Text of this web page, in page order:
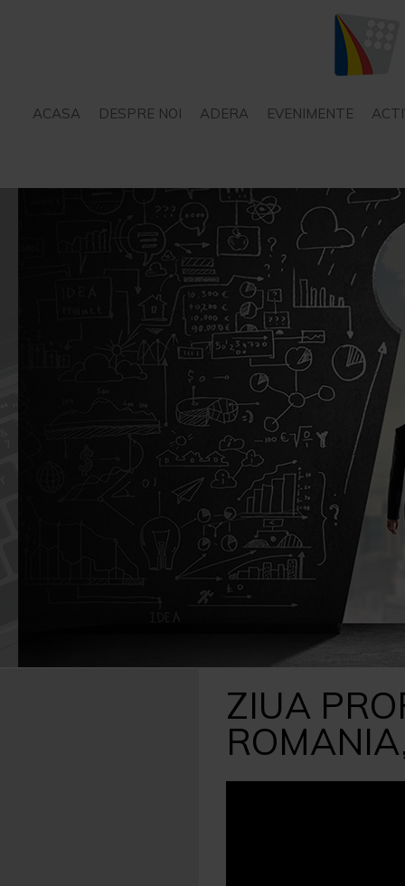
ACASA DESPRE NOI
SERVICII – CONSILIERE
PROIECTE
ADERA EVENIMENTE
ZIUA